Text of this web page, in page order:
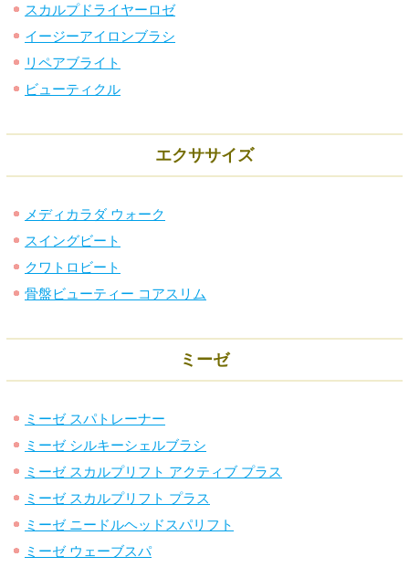
スカルプドライヤーロゼ
イージーアイロンブラシ
リペアブライト
ビューティクル
エクササイズ
メディカラダ ウォーク
スイングビート
クワトロビート
骨盤ビューティー コアスリム
ミーゼ
ミーゼ スパトレーナー
ミーゼ シルキーシェルブラシ
ミーゼ スカルプリフト アクティブ プラス
ミーゼ スカルプリフト プラス
ミーゼ ニードルヘッドスパリフト
ミーゼ ウェーブスパ